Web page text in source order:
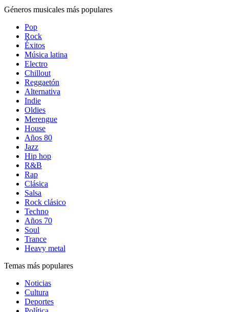
Géneros musicales más populares
Pop
Rock
Éxitos
Música latina
Electro
Chillout
Reggaetón
Alternativa
Indie
Oldies
Merengue
House
Años 80
Jazz
Hip hop
R&B
Rap
Clásica
Salsa
Rock clásico
Techno
Años 70
Soul
Trance
Heavy metal
Temas más populares
Noticias
Cultura
Deportes